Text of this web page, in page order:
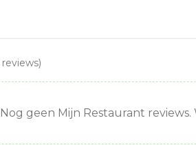
reviews)
Nog geen Mijn Restaurant reviews.